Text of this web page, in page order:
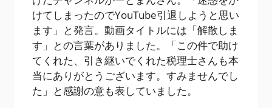
けてしまったのでYouTube引退しようと思い
ます」と発言。動画タイトルには「解散しま
す」との言葉がありました。「この件で助け
てくれた、引き継いでくれた税理士さんも本
当にありがとうございます。すみませんでし
た」と感謝の意も表していました。